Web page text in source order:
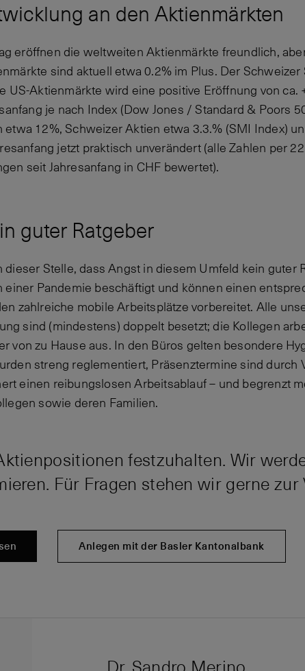
an den Aktienmärkten
eröffnen die weltweiten Aktienmärkte freundlich,
sind aktuell etwa 0.2% im Plus. Der
US-Aktienmärkte wird eine positive Eröffnung von ca.
je nach Index (Dow Jones / Standard & Poors
12%, Schweizer Aktien etwa 3.3.% (SMI Index)
jetzt praktisch unverändert (alle Zahlen per
seit Jahresanfang in CHF bewertet).
guter Ratgeber
Stelle, dass Angst in diesem Umfeld kein guter
einer Pandemie beschäftigt und können einen
zahlreiche mobile Arbeitsplätze vorbereitet. Alle
sind (mindestens) doppelt besetzt; die Kollegen
von zu Hause aus. In den Büros gelten besondere
streng reglementiert, Präsenztermine sind durch
einen reibungslosen Arbeitsablauf – und begrenzt
sowie deren Familien.
festzuhalten. Wir
Für Fragen stehen wir gerne zur
Anlegen mit der Basler Kantonalbank